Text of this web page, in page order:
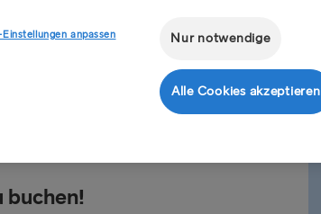
vor Ihrem Abfahrtsdatum
Hafen weist Ihnen unser
buchen!
anpassen Nur notwendige
Alle Cookies akzeptieren